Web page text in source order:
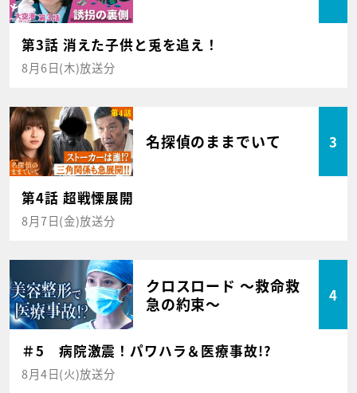
第3話 消えた子供と兎を追え！
8月6日(木)放送分
名探偵のままでいて 3
第4話 超戦慄展開
8月7日(金)放送分
クロスロード ～救命救
急の約束～
4
＃5 病院激震！パワハラ＆医療事故!?
8月4日(火)放送分